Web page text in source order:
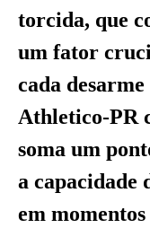
torcida, que
um fator
cada
Athletico-PR
soma um
a capacidade
em